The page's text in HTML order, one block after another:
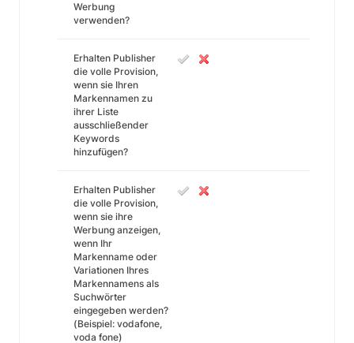
Werbung
verwenden?
Erhalten Publisher
die volle Provision,
wenn sie Ihren
Markennamen zu
ihrer Liste
ausschließender
Keywords
hinzufügen?
Erhalten Publisher
die volle Provision,
wenn sie ihre
Werbung anzeigen,
wenn Ihr
Markenname oder
Variationen Ihres
Markennamens als
Suchwörter
eingegeben werden?
(Beispiel: vodafone,
voda fone)